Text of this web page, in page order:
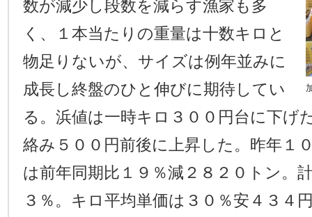
数が減少し段数を減らす漁家も多
く、１本当たりの重量は十数キロと
物足りないが、サイズは例年並みに
成長し終盤のひと伸びに期待してい
る。浜値は一時キロ３００円台に下げ
絡み５００円前後に上昇した。昨年１
は前年同期比１９％減２８２０トン。
３％。キロ平均単価は３０％安４３４